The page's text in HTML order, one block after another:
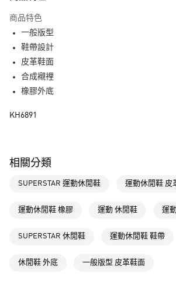
LINE Pay
全家取貨付款
付款後全家取貨
每筆NT$80，滿NT$1,500(含以上)免運費
付款後萊爾富取貨
7-11取貨付款
商品特色
一般版型
鞋帶設計
皮革鞋面
合成襯裡
橡膠外底
KH6891
相關分類
SUPERSTAR 運動休閒鞋 運動休閒鞋 皮
運動休閒鞋 橡膠 運動 休閒鞋 運
SUPERSTAR 休閒鞋 運動休閒鞋 鞋帶
休閒鞋 外底 一般版型 皮革鞋面